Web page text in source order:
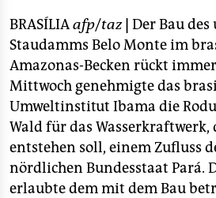
nord
wahrheit
verlag
verlag
veranstaltungen
shop
BRASÍLIAafp/taz Der Bau
Staudamms Belo Monte im
Amazonas-Becken rückt
Mittwoch genehmigte das
Umweltinstitut Ibama die
Wald für das Wasserkraftwerk,
entstehen soll, einem Zufluss
nördlichen Bundesstaat Pará.
erlaubte dem mit dem Bau